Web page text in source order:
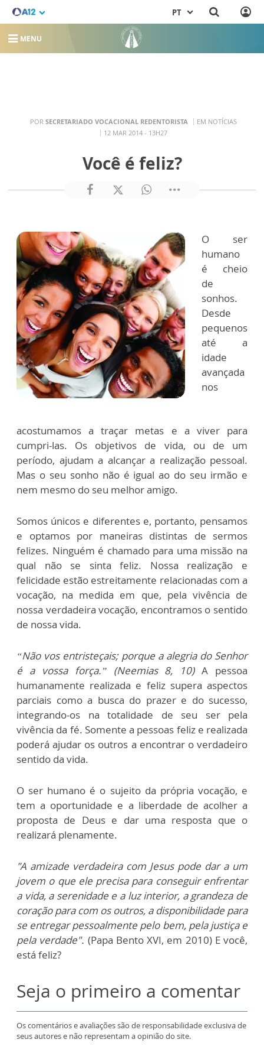
PT
MENU
POR SECRETARIADO VOCACIONAL REDENTORISTA
EM NOTÍCIAS
12 MAR 2014 - 13H27
Você é feliz?
O ser
humano
é cheio
de
sonhos.
Desde
pequenos
até a
idade
avançada
nos
acostumamos a traçar metas e a viver para
cumpri-las. Os objetivos de vida, ou de um
período, ajudam a alcançar a realização pessoal.
Mas o seu sonho não é igual ao do seu irmão e
nem mesmo do seu melhor amigo.
Somos únicos e diferentes e, portanto, pensamos
e optamos por maneiras distintas de sermos
felizes. Ninguém é chamado para uma missão na
qual não se sinta feliz. Nossa realização e
felicidade estão estreitamente relacionadas com a
vocação, na medida em que, pela vivência de
nossa verdadeira vocação, encontramos o sentido
de nossa vida.
“Não vos entristeçais; porque a alegria do Senhor
é a vossa força.” (Neemias 8, 10)A pessoa
humanamente realizada e feliz supera aspectos
parciais como a busca do prazer e do sucesso,
integrando-os na totalidade de seu ser pela
vivência da fé. Somente a pessoas feliz e realizada
poderá ajudar os outros a encontrar o verdadeiro
sentido da vida.
O ser humano é o sujeito da própria vocação, e
tem a oportunidade e a liberdade de acolher a
proposta de Deus e dar uma resposta que o
realizará plenamente.
"A amizade verdadeira com Jesus pode dar a um
jovem o que ele precisa para conseguir enfrentar
a vida, a serenidade e a luz interior, a grandeza de
coração para com os outros, a disponibilidade para
se entregar pessoalmente pelo bem, pela justiça e
pela verdade". (Papa Bento XVI, em 2010) E você,
está feliz?
Seja o primeiro a comentar
Os comentários e avaliações são de responsabilidade exclusiva de
seus autores e não representam a opinião do site.